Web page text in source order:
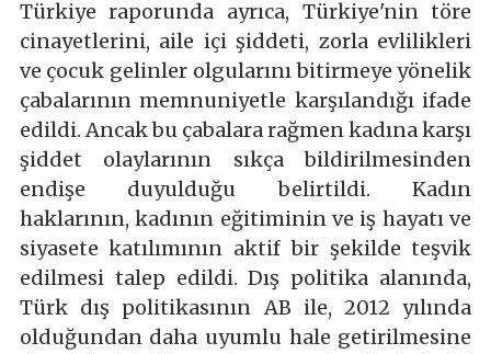
Türkiye raporunda ayrıca, Türkiye'nin töre
cinayetlerini, aile içi şiddeti, zorla evlilikleri
ve çocuk gelinler olgularını bitirmeye yönelik
çabalarının memnuniyetle karşılandığı ifade
edildi. Ancak bu çabalara rağmen kadına karşı
şiddet olaylarının sıkça bildirilmesinden
endişe duyulduğu belirtildi. Kadın
haklarının, kadının eğitiminin ve iş hayatı ve
siyasete katılımının aktif bir şekilde teşvik
edilmesi talep edildi. Dış politika alanında,
Türk dış politikasının AB ile, 2012 yılında
olduğundan daha uyumlu hale getirilmesine